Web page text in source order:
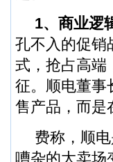
1、商业逻
孔不入的促销
式，抢占高端
征。顺电董事
售产品，而是
费称，顺
嘈杂的大卖场